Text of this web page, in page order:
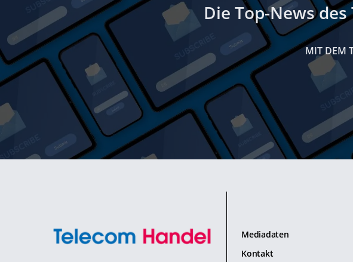
Die Top-News
MIT DEM
Mediadaten
Kontakt